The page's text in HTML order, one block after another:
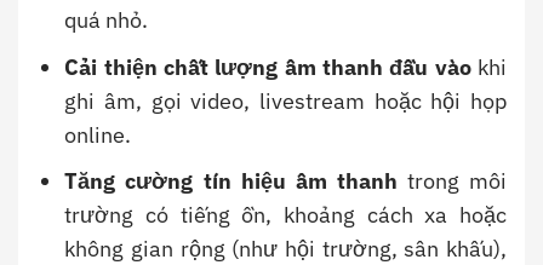
quá nhỏ.
Cải thiện chất lượng âm thanh đầu vàokhi
ghi âm, gọi video, livestream hoặc hội họp
online.
Tăng cường tín hiệu âm thanh trong môi
trường có tiếng ồn, khoảng cách xa hoặc
không gian rộng (như hội trường, sân khấu),